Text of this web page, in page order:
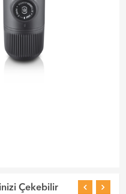
Çekebilir